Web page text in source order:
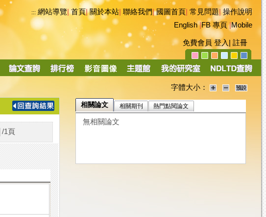
::: 網站導覽|首頁|關於本站 聯絡我們|國圖首頁 常見問題|操作說明
English|FB 專頁|Mobile
免費會員 登入 註冊
導
字體大小：
/1 頁
相關論文 相關期刊 熱門點閱論文
無相關論文